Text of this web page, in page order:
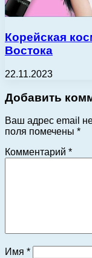
Корейская
Востока
22.11.2023
Добавить
Ваш адрес email
поля помечены *
Комментарий *
Имя *